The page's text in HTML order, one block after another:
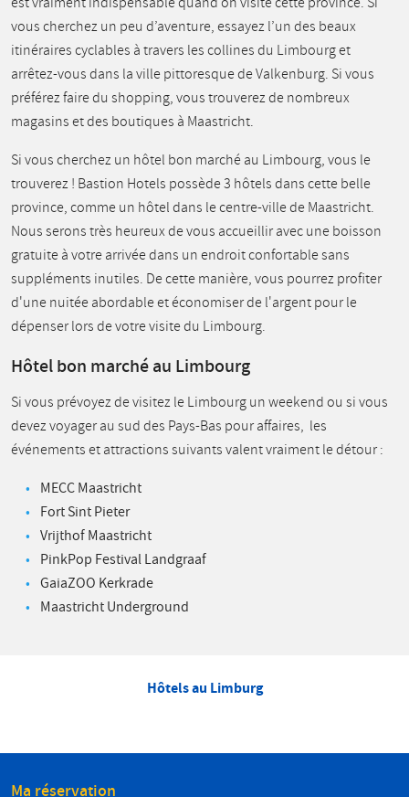
vous cherchez un peu d’aventure, essayez l’un des beaux
itinéraires cyclables à travers les collines du Limbourg et
arrêtez-vous dans la ville pittoresque de Valkenburg. Si vous
préférez faire du shopping, vous trouverez de nombreux
magasins et des boutiques à Maastricht.
Si vous cherchez un hôtel bon marché au Limbourg, vous le
trouverez ! Bastion Hotels possède 3 hôtels dans cette belle
province, comme un hôtel dans le centre-ville de Maastricht.
Nous serons très heureux de vous accueillir avec une boisson
gratuite à votre arrivée dans un endroit confortable sans
suppléments inutiles. De cette manière, vous pourrez profiter
d'une nuitée abordable et économiser de l'argent pour le
dépenser lors de votre visite du Limbourg.
Hôtel bon marché au Limbourg
Si vous prévoyez de visitez le Limbourg un weekend ou si vous
devez voyager au sud des Pays-Bas pour affaires, les
événements et attractions suivants valent vraiment le détour :
MECC Maastricht
Fort Sint Pieter
Vrijthof Maastricht
PinkPop Festival Landgraaf
GaiaZOO Kerkrade
Maastricht Underground
Hôtels au Limburg
Ma réservation